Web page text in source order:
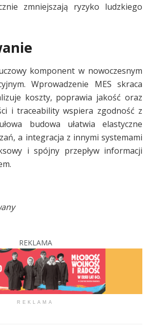
zmniejszają ryzyko ludzkiego
komponent w nowoczesnym
Wprowadzenie MES skraca
koszty, poprawia jakość oraz
i traceability wspiera zgodność z
budowa ułatwia elastyczne
a integracja z innymi systemami
i spójny przepływ informacji
REKLAMA
REKLAMA